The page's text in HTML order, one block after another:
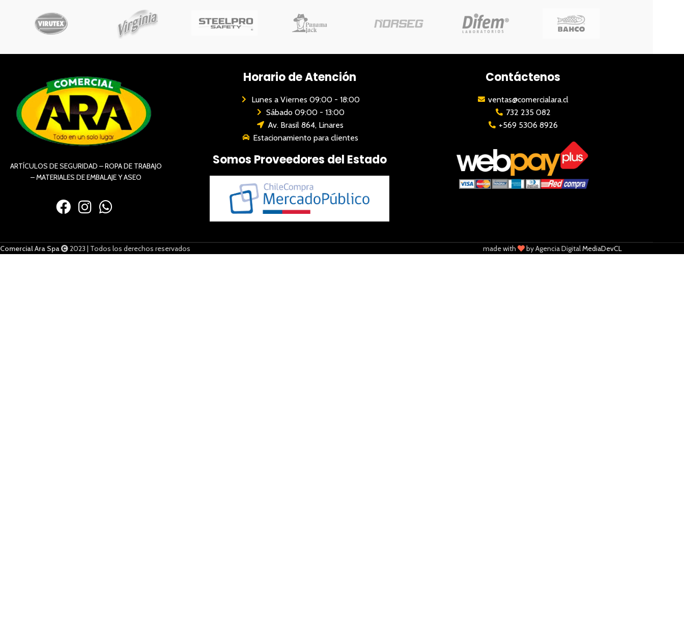
ARTÍCULOS DE SEGURIDAD – ROPA DE TRABAJO
– MATERIALES DE EMBALAJE Y ASEO
Horario de Atención
Lunes a Viernes 09:00 - 18:00
Sábado 09:00 - 13:00
Av. Brasil 864, Linares
Estacionamiento para clientes
Somos Proveedores del Estado
Contáctenos
ventas@comercialara.cl
732 235 082
+569 5306 8926
Comercial Ara Spa 2023 | Todos los derechos reservados made with by Agencia DigitalMediaDevCL